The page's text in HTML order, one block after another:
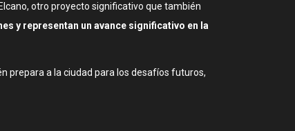
otro proyecto significativo que también
y representan un avance significativo en la
prepara a la ciudad para los desafíos futuros,